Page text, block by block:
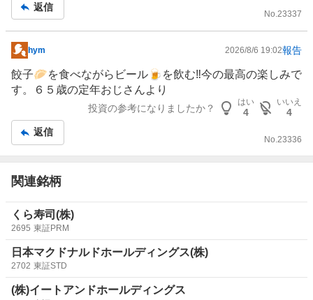
返信
No.23337
掲
示
板
事
hym 2026/8/6 19:02報告
餃子🥟を食べながら ビール 🍺を飲む‼️今の最高の楽しみで
す。６５歳の定年おじさんより
投資の参考になりましたか？
はい
4
いいえ
4
返信
No. 23336
関連銘柄
くら寿司(株)
2695 東証PRM
日本マクドナルドホールディングス(株)
2702 東証STD
(株)イートアンドホールディングス